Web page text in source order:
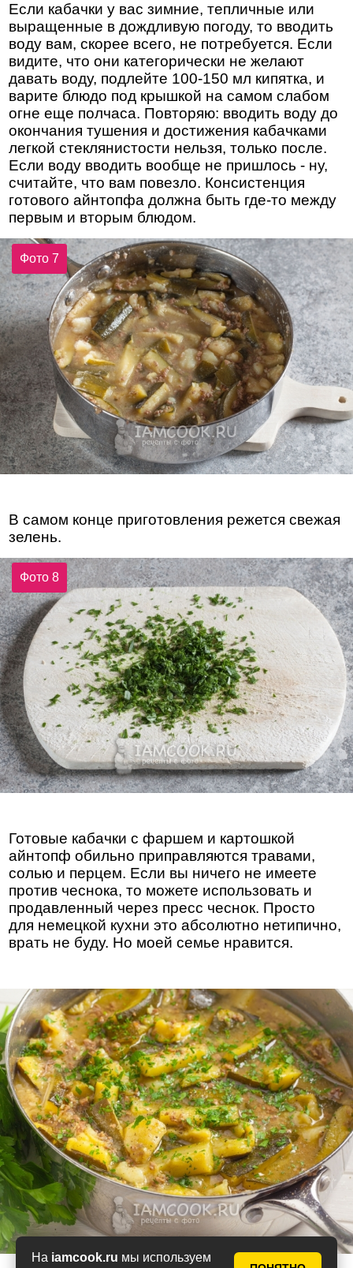
На iamcook.ru мы используем
Если кабачки у вас зимние, тепличные или
выращенные в дождливую погоду, то вводить
воду вам, скорее всего, не потребуется. Если
видите, что они категорически не желают
давать воду, подлейте 100-150 мл кипятка, и
варите блюдо под крышкой на самом слабом
огне еще полчаса. Повторяю: вводить воду до
окончания тушения и достижения кабачками
легкой стеклянистости нельзя, только после.
Если воду вводить вообще не пришлось - ну,
считайте, что вам повезло. Консистенция
готового айнтопфа должна быть где-то между
первым и вторым блюдом.
Фото 7
В самом конце приготовления режется свежая
зелень.
Фото 8
Готовые кабачки с фаршем и картошкой
айнтопф обильно приправляются травами,
солью и перцем. Если вы ничего не имеете
против чеснока, то можете использовать и
продавленный через пресс чеснок. Просто
для немецкой кухни это абсолютно нетипично,
врать не буду. Но моей семье нравится.